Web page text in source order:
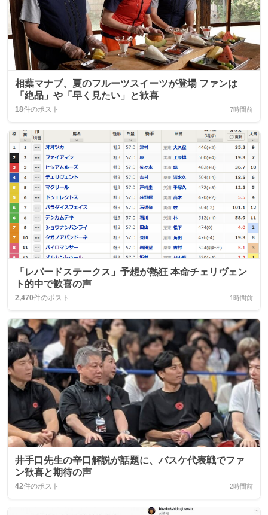
相葉マナブ、夏のフルーツスイーツが登場 ファンは
「絶品」や「早く見たい」と歓喜
18件のポスト 7時間前
「レパードステークス」予想が熱狂 本命チェリヴェン
ト的中で歓喜の声
2,470件のポスト 1時間前
井手口先生の辛口解説が話題に、バスケ代表戦でファ
ン歓喜と期待の声
42件のポスト 2時間前